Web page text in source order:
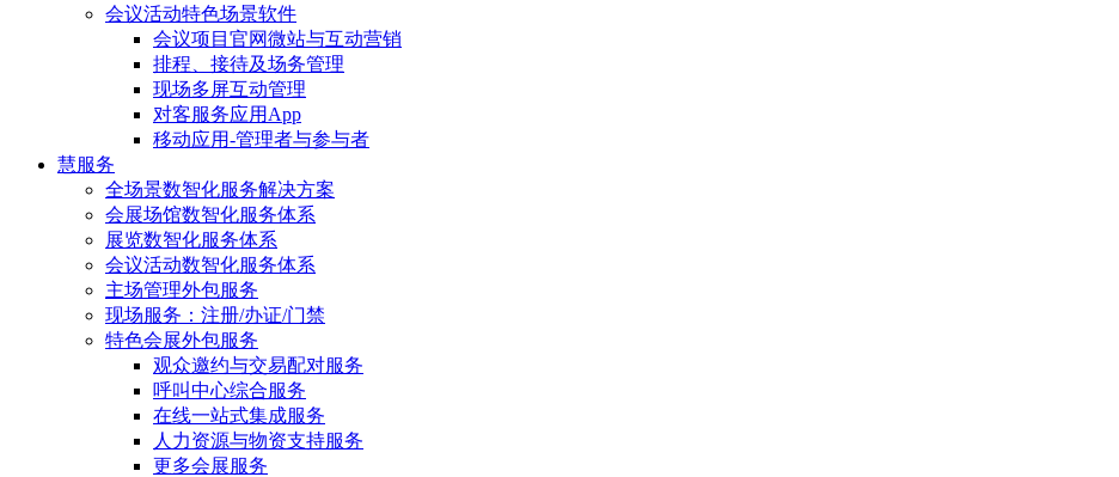
会议活动特色场景软件
会议项目官网微站与互动营销
排程、接待及场务管理
现场多屏互动管理
对客服务应用App
移动应用-管理者与参与者
慧服务
全场景数智化服务解决方案
会展场馆数智化服务体系
展览数智化服务体系
会议活动数智化服务体系
主场管理外包服务
现场服务：注册/办证/门禁
特色会展外包服务
观众邀约与交易配对服务
呼叫中心综合服务
在线一站式集成服务
人力资源与物资支持服务
更多会展服务